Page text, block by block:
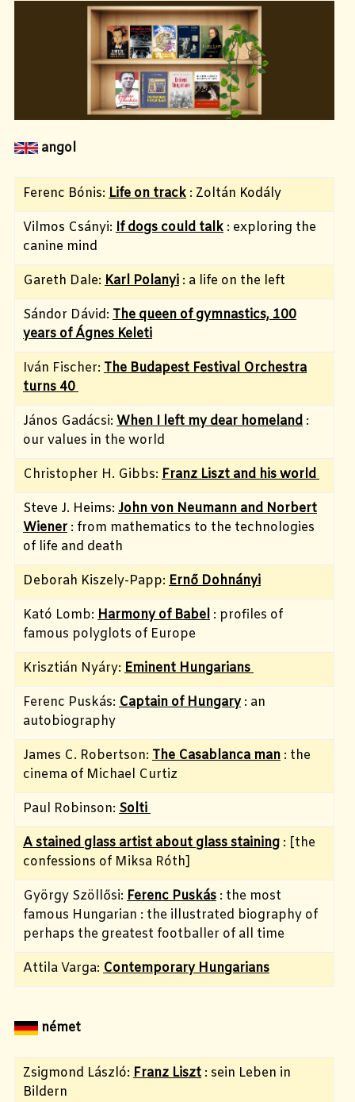
angol
Ferenc Bónis: Life on track : Zoltán Kodály
Vilmos Csányi: If dogs could talk : exploring the
canine mind
Gareth Dale: Karl Polanyi : a life on the left
Sándor Dávid: The queen of gymnastics, 100
years of Ágnes Keleti
Iván Fischer: The Budapest Festival Orchestra
turns 40
János Gadácsi: When I left my dear homeland :
our values in the world
Christopher H. Gibbs: Franz Liszt and his world
Steve J. Heims: John von Neumann and Norbert
Wiener : from mathematics to the technologies
of life and death
Deborah Kiszely-Papp: Ernő Dohnányi
Kató Lomb: Harmony of Babel : profiles of
famous polyglots of Europe
Krisztián Nyáry: Eminent Hungarians
Ferenc Puskás: Captain of Hungary: an
autobiography
James C. Robertson: The Casablanca man : the
cinema of Michael Curtiz
Paul Robinson: Solti
A stained glass artist about glass staining : [the
confessions of Miksa Róth]
György Szöllősi: Ferenc Puskás : the most
famous Hungarian : the illustrated biography of
perhaps the greatest footballer of all time
Attila Varga: Contemporary Hungarians
német
Zsigmond László: Franz Liszt : sein Leben in
Bildern